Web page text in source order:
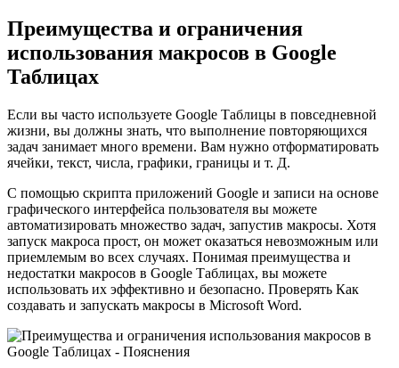
Преимущества и ограничения
использования макросов в Google
Таблицах
Если вы часто используете Google Таблицы в повседневной
жизни, вы должны знать, что выполнение повторяющихся
задач занимает много времени. Вам нужно отформатировать
ячейки, текст, числа, графики, границы и т. Д.
С помощью скрипта приложений Google и записи на основе
графического интерфейса пользователя вы можете
автоматизировать множество задач, запустив макросы. Хотя
запуск макроса прост, он может оказаться невозможным или
приемлемым во всех случаях. Понимая преимущества и
недостатки макросов в Google Таблицах, вы можете
использовать их эффективно и безопасно. Проверять Как
создавать и запускать макросы в Microsoft Word.